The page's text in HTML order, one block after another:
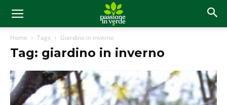
Home Tags Giardino in inverno
Tag: giardino in inverno